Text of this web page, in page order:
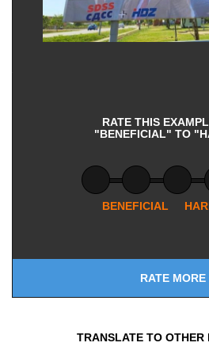
RATE THIS
"BENEFICIAL" TO
BENEFICIAL
RATE MORE
TRANSLATE TO OTHER